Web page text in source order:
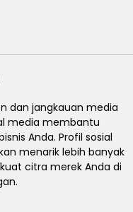
dan jangkauan media
media membantu
Anda. Profil sosial
menarik lebih banyak
citra merek Anda di